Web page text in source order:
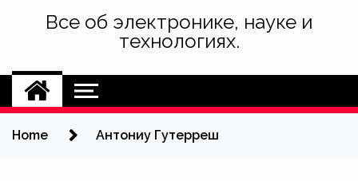
Все об электронике, науке и
технологиях.
Home Антониу Гутерреш